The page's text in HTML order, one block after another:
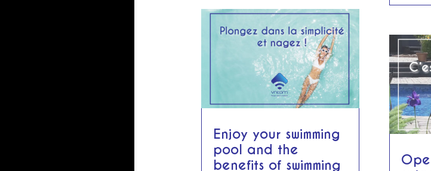
Enjoy your swimming
pool and the
benefits of swimming